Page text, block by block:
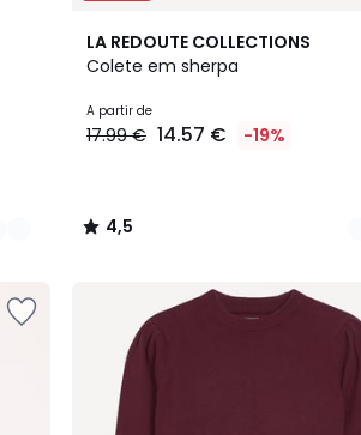
LA REDOUTE COLLECTIONS
Colete em sherpa
A partir de
17.99 € 14.57 € -19%
4,5
/ 5
3
Cores
4,5
/